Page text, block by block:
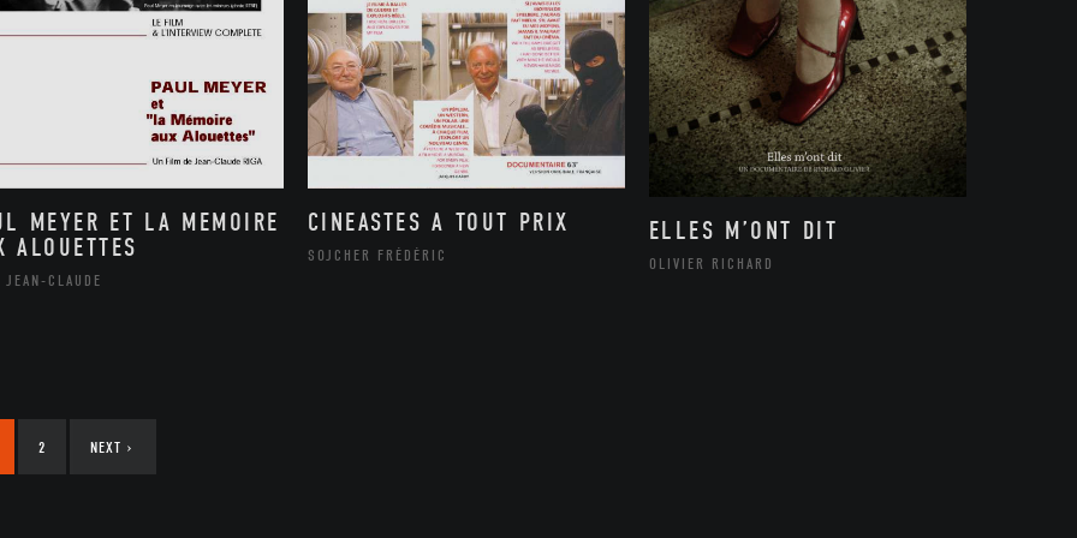
MEYER ET LA MEMOIRE
ALOUETTES
JEAN-CLAUDE
CINEASTES A TOUT PRIX
SOJCHER FRÉDÉRIC
ELLES M’ONT DIT
OLIVIER RICHARD
2 NEXT ›